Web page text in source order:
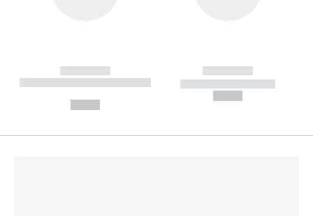
------------
----------- ----------- --------
------------
----------- -----------